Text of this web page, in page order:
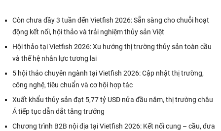
Còn chưa đầy 3 tuần đến Vietfish 2026: Sẵn sàng cho chuỗi hoạt
động kết nối, hội thảo và trải nghiệm thủy sản Việt
Hội thảo tại Vietfish 2026: Xu hướng thị trường thủy sản toàn cầu
và thế hệ nhân lực tương lai
5 hội thảo chuyên ngành tại Vietfish 2026: Cập nhật thị trường,
công nghệ, tiêu chuẩn và cơ hội hợp tác
Xuất khẩu thủy sản đạt 5,77 tỷ USD nửa đầu năm, thị trường châu
Á tiếp tục dẫn dắt tăng trưởng
Chương trình B2B nội địa tại Vietfish 2026: Kết nối cung – cầu, đưa